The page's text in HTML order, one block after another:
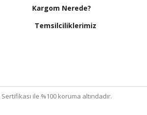
Kargom Nerede?
Temsilciliklerimiz
ile %100 koruma altındadır.